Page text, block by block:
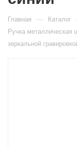
Главная — Каталог
Ручка металлическая
зеркальной